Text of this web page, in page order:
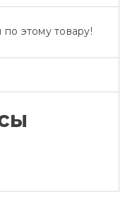
этому товару!